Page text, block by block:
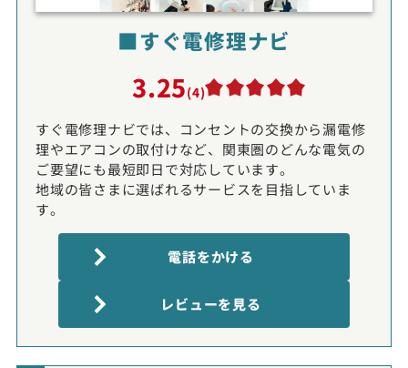
■すぐ電修理ナビ
3.25(4)
すぐ電修理ナビでは、コンセントの交換から漏電修
理やエアコンの取付けなど、関東圏のどんな電気の
ご要望にも最短即日で対応しています。
地域の皆さまに選ばれるサービスを目指していま
す。
電話をかける
レビューを見る